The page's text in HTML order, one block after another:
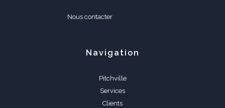
Nous contacter
Navigation
Pitchville
Services
Clients